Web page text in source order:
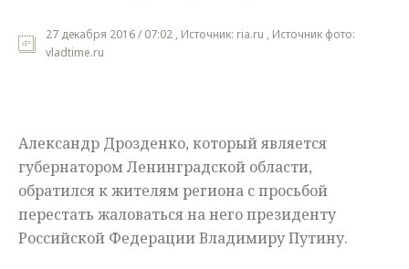
Происшествия
27 декабря 2016 / 07:02 , Источник: ria.ru , Источник фото:
vladtime.ru
Александр Дрозденко, который является
губернатором Ленинградской области,
обратился к жителям региона с просьбой
перестать жаловаться на него президенту
Российской Федерации Владимиру Путину.